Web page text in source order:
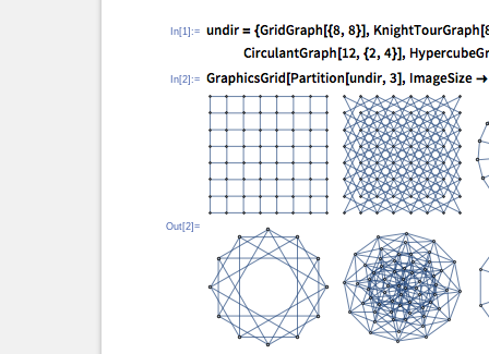
In[1]:=
In[2]:=
Out[2]=